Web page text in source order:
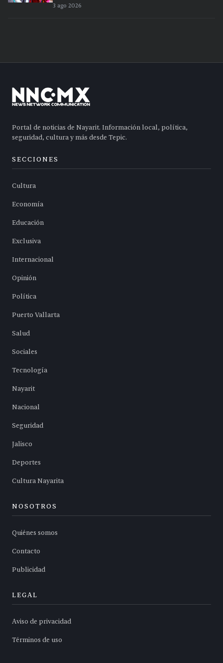
3 ago 2026
Portal de noticias de Nayarit. Información local, política,
seguridad, cultura y más desde Tepic.
SECCIONES
Cultura
Economía
Educación
Exclusiva
Internacional
Opinión
Política
Puerto Vallarta
Salud
Sociales
Tecnología
Nayarit
Nacional
Seguridad
Jalisco
Deportes
Cultura Nayarita
NOSOTROS
Quiénes somos
Contacto
Publicidad
LEGAL
Aviso de privacidad
Términos de uso